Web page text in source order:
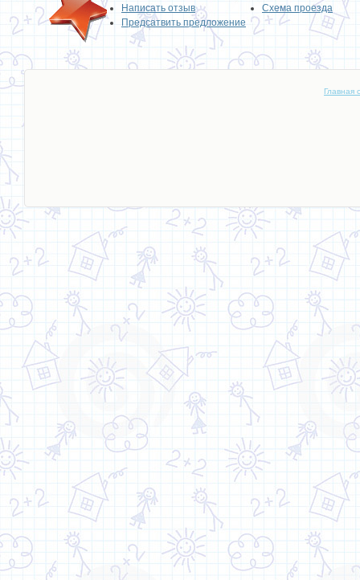
Написать отзыв
Предсатвить предложение
Схема проезда
Главная